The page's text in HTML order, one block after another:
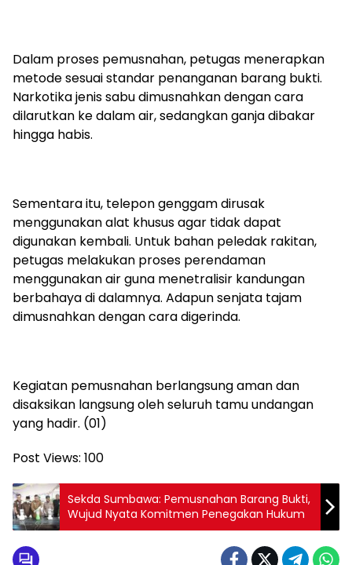
Dalam proses pemusnahan, petugas menerapkan
metode sesuai standar penanganan barang bukti.
Narkotika jenis sabu dimusnahkan dengan cara
dilarutkan ke dalam air, sedangkan ganja dibakar
hingga habis.
Sementara itu, telepon genggam dirusak
menggunakan alat khusus agar tidak dapat
digunakan kembali. Untuk bahan peledak rakitan,
petugas melakukan proses perendaman
menggunakan air guna menetralisir kandungan
berbahaya di dalamnya. Adapun senjata tajam
dimusnahkan dengan cara digerinda.
Kegiatan pemusnahan berlangsung aman dan
disaksikan langsung oleh seluruh tamu undangan
yang hadir. (01)
Post Views: 100
Sekda Sumbawa: Pemusnahan Barang Bukti,
Wujud Nyata Komitmen Penegakan Hukum